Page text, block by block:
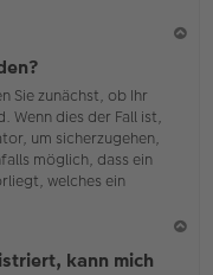
Sie zunächst, ob Ihr
Wenn dies der Fall ist,
um sicherzugehen,
möglich, dass ein
welches ein
kann mich